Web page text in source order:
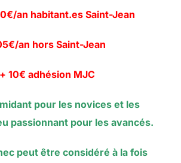
an habitant.es Saint-Jean
an hors Saint-Jean
+ 10€ adhésion MJC
pour les novices et les
passionnant pour les avancés.
peut être considéré à la fois